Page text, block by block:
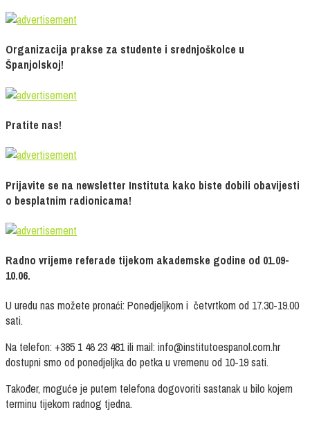
Organizacija prakse za studente i srednjoškolce u
Španjolskoj!
Pratite nas!
Prijavite se na newsletter Instituta kako biste dobili obavijesti
o besplatnim radionicama!
Radno vrijeme referade tijekom akademske godine od 01.09-
10.06.
U uredu nas možete pronaći: Ponedjeljkom i četvrtkom od 17.30-19.00
sati.
Na telefon: +385 1 46 23 481 ili mail: info@institutoespanol.com.hr
dostupni smo od ponedjeljka do petka u vremenu od 10-19 sati.
Također, moguće je putem telefona dogovoriti sastanak u bilo kojem
terminu tijekom radnog tjedna.